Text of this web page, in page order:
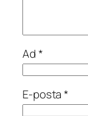
Ad*
E-posta*